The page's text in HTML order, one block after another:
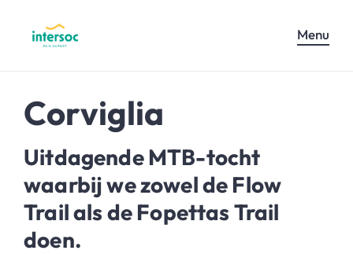
Menu
Corviglia
Uitdagende MTB-tocht
waarbij we zowel de Flow
Trail als de Fopettas Trail
doen.